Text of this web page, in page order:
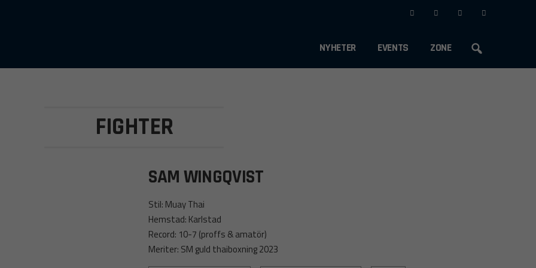
NYHETER EVENTS ZONE
FIGHTER
SAM WINGQVIST
Stil: Muay Thai
Hemstad: Karlstad
Record: 10-7 (proffs & amatör)
Meriter: SM guld thaiboxning 2023